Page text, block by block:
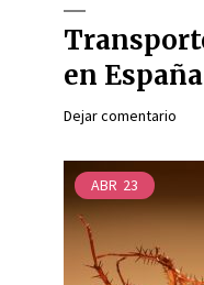
en
Dejar comentario
ABR 23